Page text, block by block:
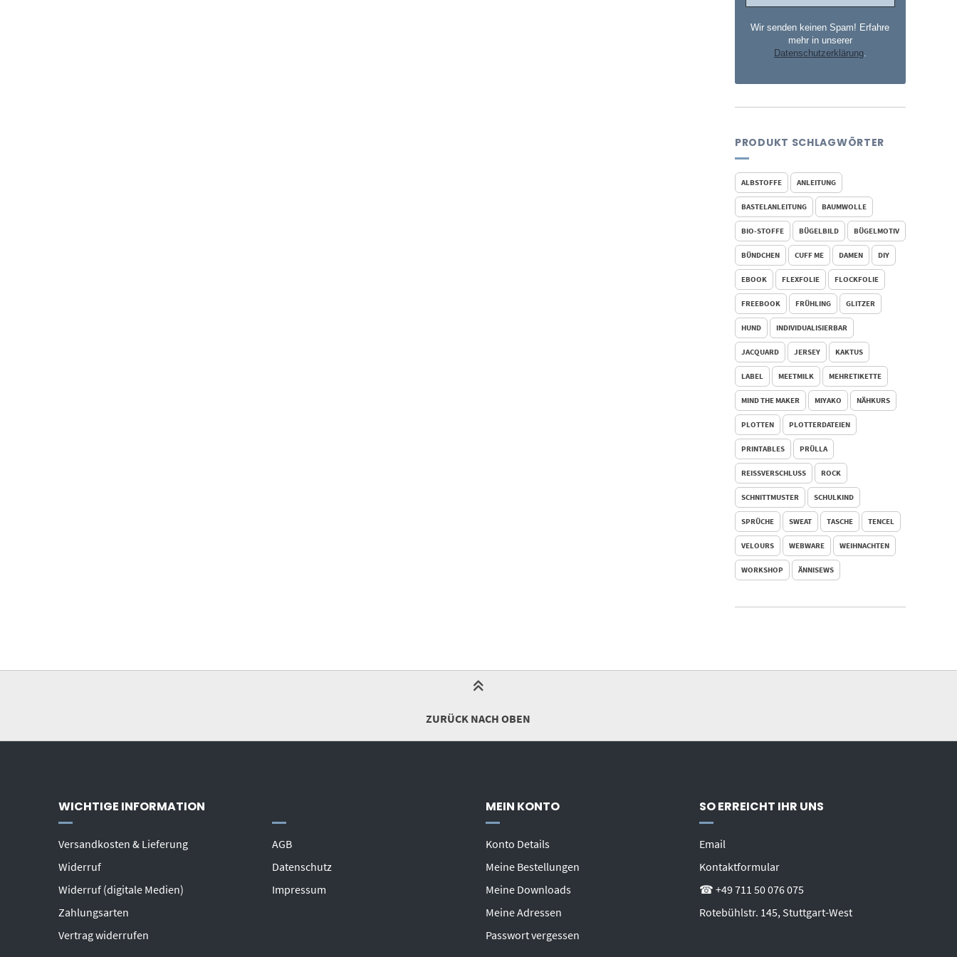
Wir senden keinen Spam! Erfahre
mehr in unserer
Datenschutzerklärung.
PRODUKT SCHLAGWÖRTER
ALBSTOFFE ANLEITUNG
BASTELANLEITUNG BAUMWOLLE
BIO-STOFFE BÜGELBILD BÜGELMOTIV
BÜNDCHEN CUFF ME DAMEN DIY
EBOOK FLEXFOLIE FLOCKFOLIE
FREEBOOK FRÜHLING GLITZER
HUND INDIVIDUALISIERBAR
JACQUARD JERSEY KAKTUS
LABEL MEETMILK MEHRETIKETTE
MIND THE MAKER MIYAKO NÄHKURS
PLOTTEN PLOTTERDATEIEN
PRINTABLES PRÜLLA
REISSVERSCHLUSS ROCK
SCHNITTMUSTER SCHULKIND
SPRÜCHE SWEAT TASCHE TENCEL
VELOURS WEBWARE WEIHNACHTEN
WORKSHOP ÄNNISEWS
ZURÜCK NACH OBEN
WICHTIGE INFORMATION
Versandkosten & Lieferung
Widerruf
Widerruf (digitale Medien)
Zahlungsarten
Vertrag widerrufen
AGB
Datenschutz
Impressum
MEIN KONTO
Konto Details
Meine Bestellungen
Meine Downloads
Meine Adressen
Passwort vergessen
SO ERREICHT IHR UNS
Email
Kontaktformular
☎ +49 711 50 076 075
Rotebühlstr. 145, Stuttgart-West